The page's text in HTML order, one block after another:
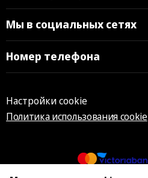
Мы в социальных сетях
Номер телефона
Настройки cookie
Политика использования cookie